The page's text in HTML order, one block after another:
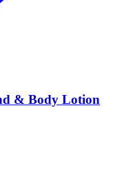
& Body Lotion